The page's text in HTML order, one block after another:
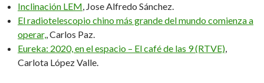
Inclinación LEM, Jose Alfredo Sánchez.
El radiotelescopio chino más grande del mundo comienza a
operar,, Carlos Paz.
Eureka: 2020, en el espacio – El café de las 9 (RTVE),
Carlota López Valle.